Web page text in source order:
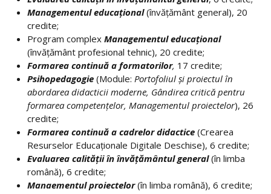
Managementul educațional(învățământ general), 20
credite;
Program complex Managementul educațional
(învățământ profesional tehnic), 20 credite;
Formarea continuă a formatorilor, 17 credite;
Psihopedagogie (Module: Portofoliul şi proiectul în
abordarea didacticii moderne, Gândirea critică pentru
formarea competențelor, Managementul proiectelor), 26
credite;
Formarea continuă a cadrelor didactice (Crearea
Resurselor Educaționale Digitale Deschise), 6 credite;
Evaluarea calității în învățământul general(în limba
română), 6 credite;
Manaementul proiectelor(în limba română), 6 credite;